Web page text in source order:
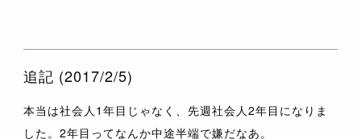
追記 (2017/2/5)
本当は社会人1年目じゃなく、先週社会人2年目になりま
した。2年目ってなんか中途半端で嫌だなあ。